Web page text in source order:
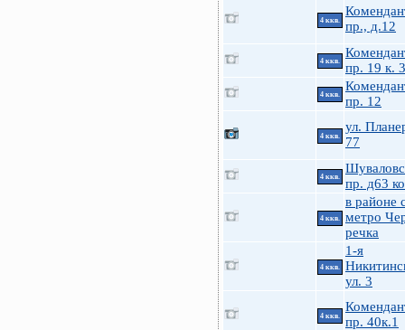
4 ккв.
пр., д.12
4 ккв.
пр. 19 к. 3
4 ккв.
пр. 12
4 ккв.
ул.
77
4 ккв.
пр. д63
4 ккв.
в районе
метро
речка
4 ккв.
1-я
ул. 3
4 ккв.
пр. 40к.1